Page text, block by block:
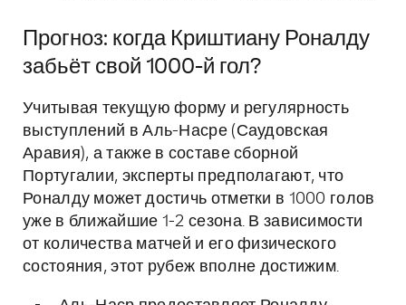
Прогноз: когда Криштиану Роналду
забьёт свой 1000-й гол?
Учитывая текущую форму и регулярность
выступлений в Аль-Насре (Саудовская
Аравия), а также в составе сборной
Португалии, эксперты предполагают, что
Роналду может достичь отметки в 1000 голов
уже в ближайшие 1-2 сезона. В зависимости
от количества матчей и его физического
состояния, этот рубеж вполне достижим.